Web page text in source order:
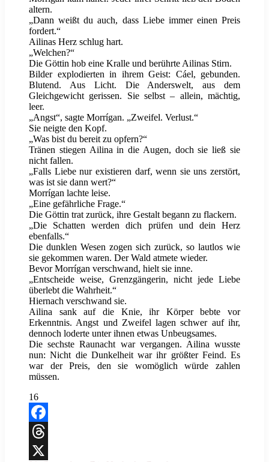
altern.
„Dann weißt du auch, dass Liebe immer einen Preis
fordert.“
Ailinas Herz schlug hart.
„Welchen?“
Die Göttin hob eine Kralle und berührte Ailinas Stirn.
Bilder explodierten in ihrem Geist: Cáel, gebunden.
Blutend. Aus Licht. Die Anderswelt, aus dem
Gleichgewicht gerissen. Sie selbst – allein, mächtig,
leer.
„Angst“, sagte Morrígan. „Zweifel. Verlust.“
Sie neigte den Kopf.
„Was bist du bereit zu opfern?“
Tränen stiegen Ailina in die Augen, doch sie ließ sie
nicht fallen.
„Falls Liebe nur existieren darf, wenn sie uns zerstört,
was ist sie dann wert?“
Morrígan lachte leise.
„Eine gefährliche Frage.“
Die Göttin trat zurück, ihre Gestalt begann zu flackern.
„Die Schatten werden dich prüfen und dein Herz
ebenfalls.“
Die dunklen Wesen zogen sich zurück, so lautlos wie
sie gekommen waren. Der Wald atmete wieder.
Bevor Morrígan verschwand, hielt sie inne.
„Entscheide weise, Grenzgängerin, nicht jede Liebe
überlebt die Wahrheit.“
Hiernach verschwand sie.
Ailina sank auf die Knie, ihr Körper bebte vor
Erkenntnis. Angst und Zweifel lagen schwer auf ihr,
dennoch loderte unter ihnen etwas Unbeugsames.
Die sechste Raunacht war vergangen. Ailina wusste
nun: Nicht die Dunkelheit war ihr größter Feind. Es
war der Preis, den sie womöglich würde zahlen
müssen.
16
Facebook
Threads